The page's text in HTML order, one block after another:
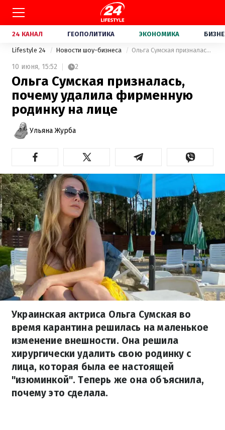
24 КАНАЛ ГЕОПОЛИТИКА ЭКОНОМИКА
Lifestyle 24 Новости шоу-бизнеса Ольга Сумская призналась, почему удалила фирменную родинку на лице
10 июня, 15:52 2
Ольга Сумская призналась,
почему удалила фирменную
родинку на лице
Ульяна Журба
Украинская актриса Ольга Сумская во
время карантина решилась на маленькое
изменение внешности. Она решила
хирургически удалить свою родинку с
лица, которая была ее настоящей
"изюминкой". Теперь же она объяснила,
почему это сделала.